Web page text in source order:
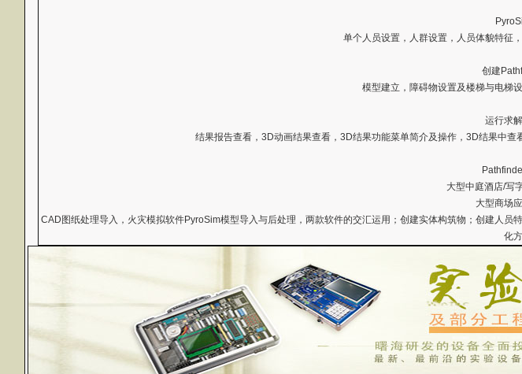
单个人员设置，人群设置，人员体貌特征
创建
模型建立，障碍物设置及楼梯与电梯
运行求
结果报告查看，3D动画结果查看，3D结果功能菜单简介及操作，3D结果中
大型中庭酒店/写
大型商场
CAD图纸处理导入，火灾模拟软件PyroSim模型导入与后处理，两款软件的交汇运用；创建实体构筑物；创建人
化